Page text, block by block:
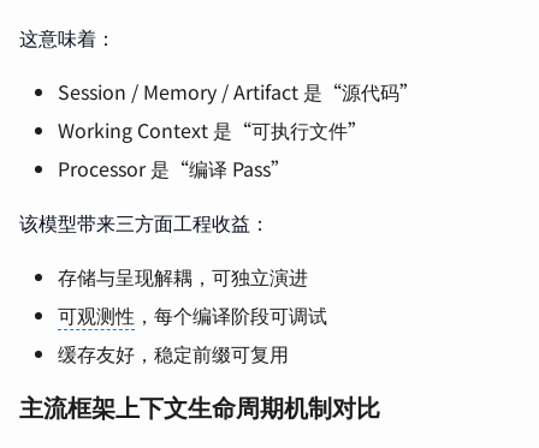
这意味着：
Session / Memory / Artifact 是“源代码”
Working Context 是“可执行文件”
Processor 是“编译 Pass”
该模型带来三方面工程收益：
存储与呈现解耦，可独立演进
可观测性 ，每个编译阶段可调试
缓存友好，稳定前缀可复用
主流框架上下文生命周期机制对比